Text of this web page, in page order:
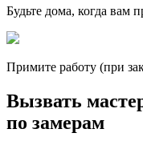
Будьте дома, когда вам
Примите работу (при
Вызвать
по замерам